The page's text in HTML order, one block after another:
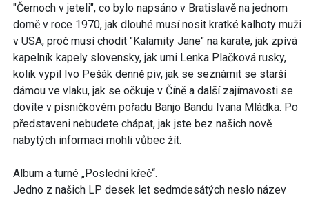
"Černoch v jeteli", co bylo napsáno v Bratislavě na jednom
domě v roce 1970, jak dlouhé musí nosit kratké kalhoty muži
v USA, proč musí chodit "Kalamity Jane" na karate, jak zpívá
kapelník kapely slovensky, jak umi Lenka Plačková rusky,
kolik vypil Ivo Pešák denně piv, jak se seznámit se starší
dámou ve vlaku, jak se očkuje v Číně a další zajímavosti se
dovíte v písničkovém pořadu Banjo Bandu Ivana Mládka. Po
představeni nebudete chápat, jak jste bez našich nově
nabytých informaci mohli vůbec žít.
Album a turné „Poslední křeč“.
Jedno z našich LP desek let sedmdesátých neslo název